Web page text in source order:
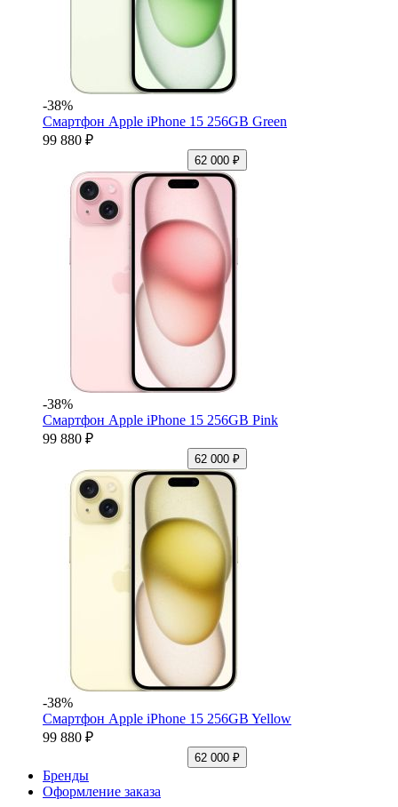
-38%
Смартфон Apple iPhone 15 256GB Green
99 880 ₽
62 000 ₽
-38%
Смартфон Apple iPhone 15 256GB Pink
99 880 ₽
62 000 ₽
-38%
Смартфон Apple iPhone 15 256GB Yellow
99 880 ₽
62 000 ₽
Бренды
Оформление заказа